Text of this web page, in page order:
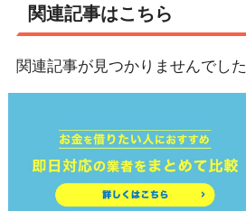
関連記事はこちら
関連記事が見つかりませんでした